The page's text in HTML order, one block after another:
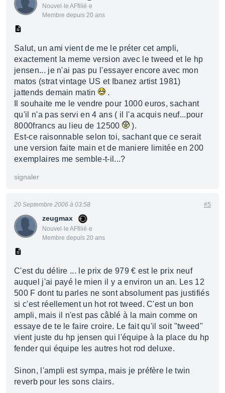
Nouvel·le AFfilié·e
Membre depuis 20 ans
Salut, un ami vient de me le préter cet ampli,
exactement la meme version avec le tweed et le hp
jensen... je n'ai pas pu l'essayer encore avec mon
matos (strat vintage US et Ibanez artist 1981)
jattends demain matin
.
Il souhaite me le vendre pour 1000 euros, sachant
qu'il n'a pas servi en 4 ans ( il l'a acquis neuf...pour
8000francs au lieu de 12500
).
Est-ce raisonnable selon toi, sachant que ce serait
une version faite main et de maniere limitée en 200
exemplaires me semble-t-il...?
signaler
zeugmax
Nouvel·le AFfilié·e
Membre depuis 20 ans
20 Septembre 2006 à 03:58 #5
C'est du délire ... le prix de 979 € est le prix neuf
auquel j'ai payé le mien il y a environ un an. Les 12
500 F dont tu parles ne sont absolument pas justifiés
si c'est réellement un hot rot tweed. C'est un bon
ampli, mais il n'est pas câblé à la main comme on
essaye de te le faire croire. Le fait qu'il soit "tweed"
vient juste du hp jensen qui l'équipe à la place du hp
fender qui équipe les autres hot rod deluxe.
Sinon, l'ampli est sympa, mais je préfère le twin
reverb pour les sons clairs.